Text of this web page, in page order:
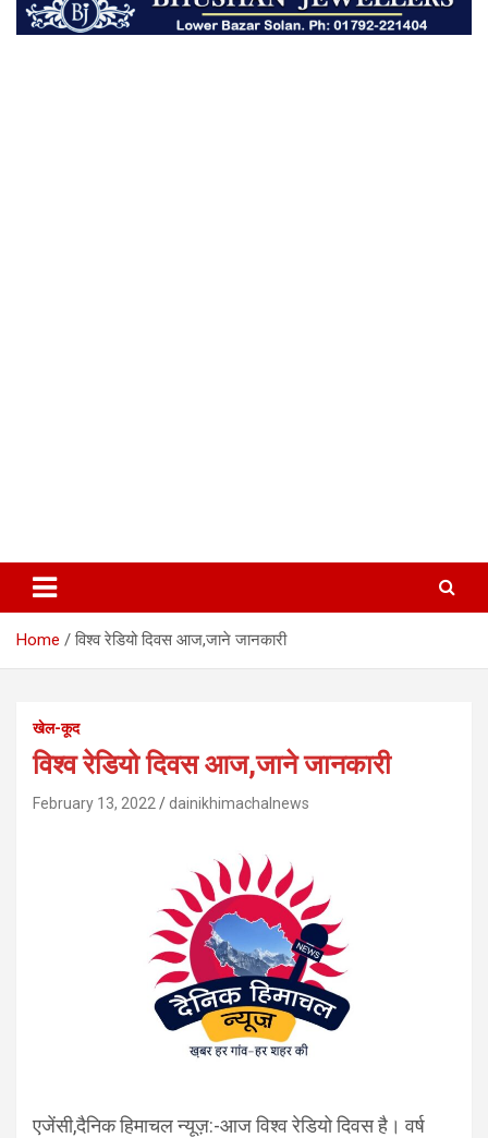
Home विश्व रेडियो दिवस आज,जाने जानकारी
खेल-कूद
विश्व रेडियो दिवस आज,जाने जानकारी
February 13, 2022 dainikhimachalnews
एजेंसी,दैनिक हिमाचल न्यूज़:-आज विश्व रेडियो दिवस है। वर्ष